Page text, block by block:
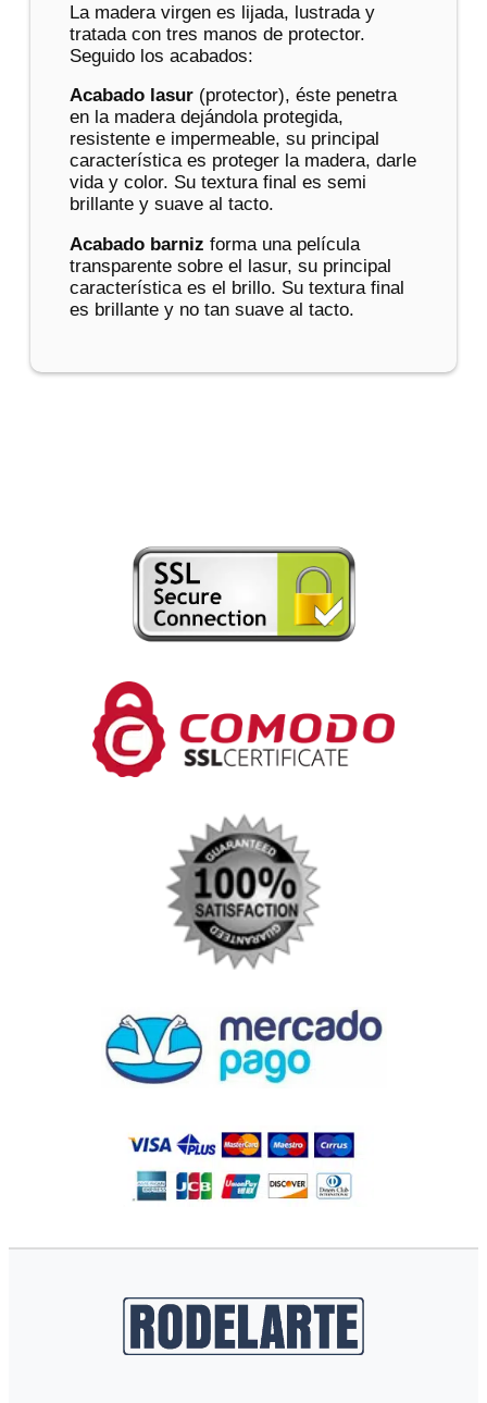
La madera virgen es lijada, lustrada y
tratada con tres manos de protector.
Seguido los acabados:
Acabado lasur(protector), éste penetra
en la madera dejándola protegida,
resistente e impermeable, su principal
característica es proteger la madera, darle
vida y color. Su textura final es semi
brillante y suave al tacto.
Acabado barniz forma una película
transparente sobre el lasur, su principal
característica es el brillo. Su textura final
es brillante y no tan suave al tacto.